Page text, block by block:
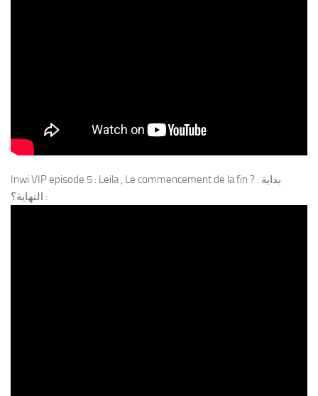
Inwi VIP episode 5 : Leila , Le commencement de la fin ? : بداية
النهاية؟ :